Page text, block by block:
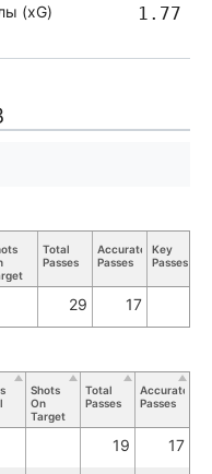
(xG) 1.77
Total
Passes
Accurate
Passes
Key
Passes
29 17
Shots
On
Target
Total
Passes
Accurate
Passes
19 17